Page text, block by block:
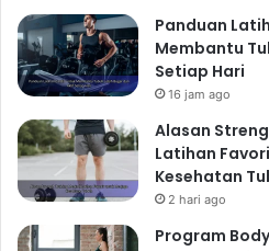
Panduan
Membantu
Setiap Hari
16 jam ago
Alasan
Latihan
Kesehatan
2 hari ago
Program